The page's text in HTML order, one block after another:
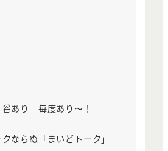
あり 毎度あり〜！
ならぬ「まいどトーク」